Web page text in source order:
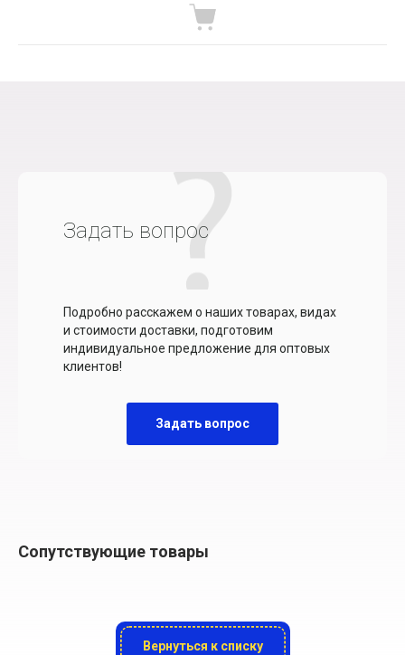
Задать вопрос
Подробно расскажем о наших товарах, видах
и стоимости доставки, подготовим
индивидуальное предложение для оптовых
клиентов!
Задать вопрос
Сопутствующие товары
Вернуться к списку